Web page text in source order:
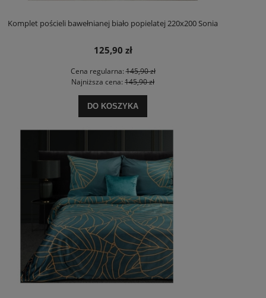
Komplet pościeli bawełnianej biało popielatej 220x200 Sonia
125,90 zł
Cena regularna:145,90 zł
Najniższa cena: 145,90 zł
DO KOSZYKA